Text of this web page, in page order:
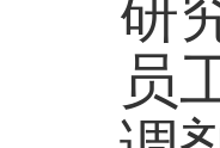
研
员